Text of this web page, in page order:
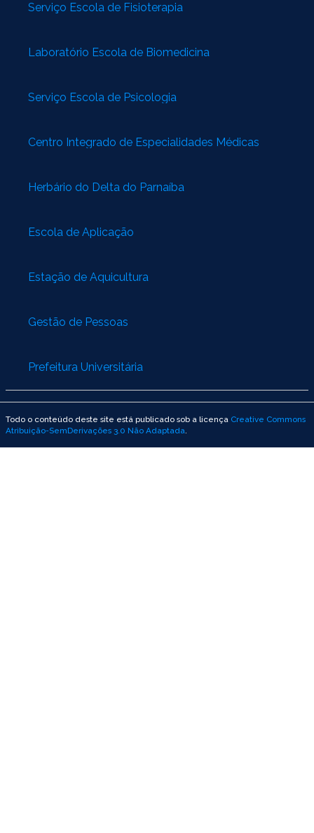
Serviço Escola de Fisioterapia
Laboratório Escola de Biomedicina
Serviço Escola de Psicologia
Centro Integrado de Especialidades Médicas
Herbário do Delta do Parnaíba
Escola de Aplicação
Estação de Aquicultura
Gestão de Pessoas
Prefeitura Universitária
Todo o conteúdo deste site está publicado sob a licença Creative Commons
Atribuição-SemDerivações 3.0 Não Adaptada.